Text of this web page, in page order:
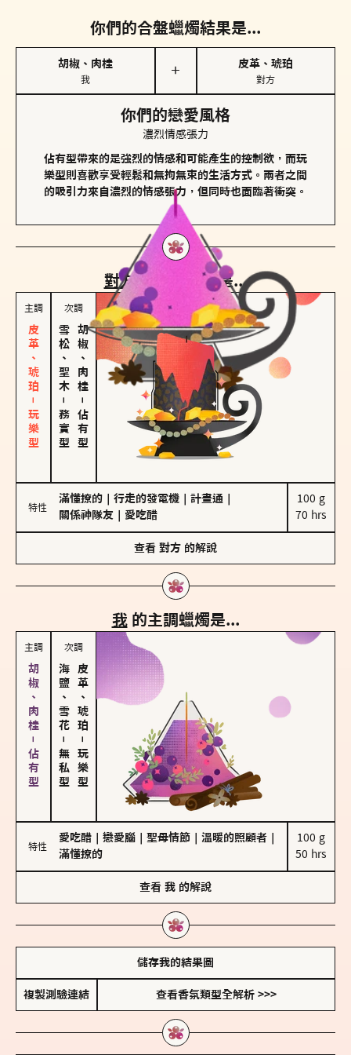
你們的合盤蠟燭結果是...
胡椒、肉桂
我
＋
皮革、琥珀
對方
你們的戀愛風格
濃烈情感張力
佔有型帶來的是強烈的情感和可能產生的控制欲，而玩
樂型則喜歡享受輕鬆和無拘無束的生活方式。兩者之間
的吸引力來自濃烈的情感張力，但同時也面臨著衝突。
對方 的主調蠟燭是...
主調
皮革、琥珀－玩樂型
次調
雪松、聖木
－
務實型
胡椒、肉桂
－
佔有型
特性
滿懂撩的 行走的發電機 計畫通
關係神隊友
愛吃醋
100 g
70 hrs
查看 對方 的解說
我 的主調蠟燭是...
主調
胡椒、肉桂－佔有型
次調
海鹽、雪花
－
無私型
皮革、琥珀
－
玩樂型
特性
愛吃醋 戀愛腦 聖母情節 溫暖的照顧者
滿懂撩的
100 g
50 hrs
查看 我 的解說
儲存我的結果圖
複製測驗連結 查看香氛類型全解析 >>>